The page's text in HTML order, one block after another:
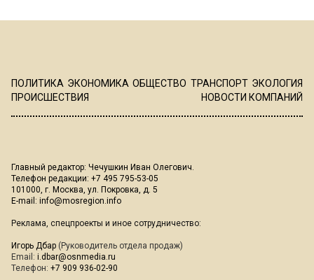
ПОЛИТИКА ЭКОНОМИКА ОБЩЕСТВО ТРАНСПОРТ ЭКОЛОГИЯ
ПРОИСШЕСТВИЯ
НОВОСТИ КОМПАНИЙ
Главный редактор: Чечушкин Иван Олегович.
Телефон редакции: +7 495 795-53-05
101000, г. Москва, ул. Покровка, д. 5
E-mail: info@mosregion.info
Реклама, спецпроекты и иное сотрудничество:
Игорь Дбар (Руководитель отдела продаж)
Email: i.dbar@osnmedia.ru
Телефон: +7 909 936-02-90